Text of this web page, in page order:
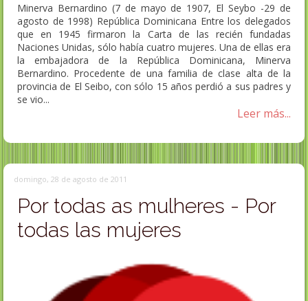
Minerva Bernardino (7 de mayo de 1907, El Seybo -29 de
agosto de 1998) República Dominicana Entre los delegados
que en 1945 firmaron la Carta de las recién fundadas
Naciones Unidas, sólo habí­a cuatro mujeres. Una de ellas era
la embajadora de la República Dominicana, Minerva
Bernardino. Procedente de una familia de clase alta de la
provincia de El Seibo, con sólo 15 años perdió a sus padres y
se vio...
Leer más...
domingo, 28 de agosto de 2011
Por todas as mulheres - Por
todas las mujeres